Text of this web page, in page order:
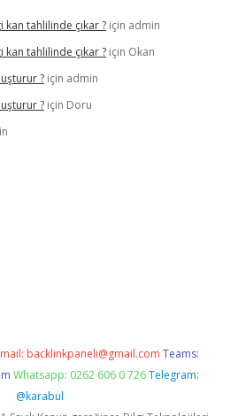
kan tahlilinde çıkar ? için admin
kan tahlilinde çıkar ? için Okan
? için admin
? için Doru
backlinkpaneli@gmail.com Teams:
Whatsapp: 0262 606 0 726 Telegram:
@karabul